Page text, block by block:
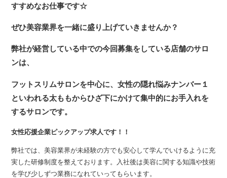
すすめなお仕事です☆
ぜひ美容業界を一緒に盛り上げていきませんか？
弊社が経営している中での今回募集をしている店舗のサロ
ンは、
フットスリムサロンを中心に、女性の隠れ悩みナンバー１
といわれる太ももからひざ下にかけて集中的にお手入れを
するサロンです。
女性応援企業ピックアップ求人です！！
弊社では、美容業界が未経験の方でも安心して学んでいけるように充
実した研修制度を整えております。入社後は美容に関する知識や技術
を学び少しずつ業務になれていってもらいます。